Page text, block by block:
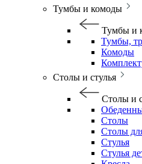
Тумбы и комоды
Тумбы и
Тумбы,
Комоды
Столы и стулья
Столы и
Столы
Столы
Стулья
Стулья